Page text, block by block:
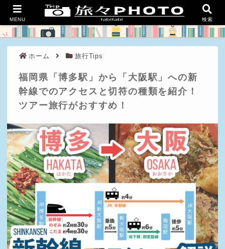
良い旅を、豊かな人生を。
ホーム 旅行Tips
福岡県「博多駅」から「大阪駅」への新
幹線でのアクセスと切符の種類を紹介！
ツアー旅行がおすすめ！
MENU 検索